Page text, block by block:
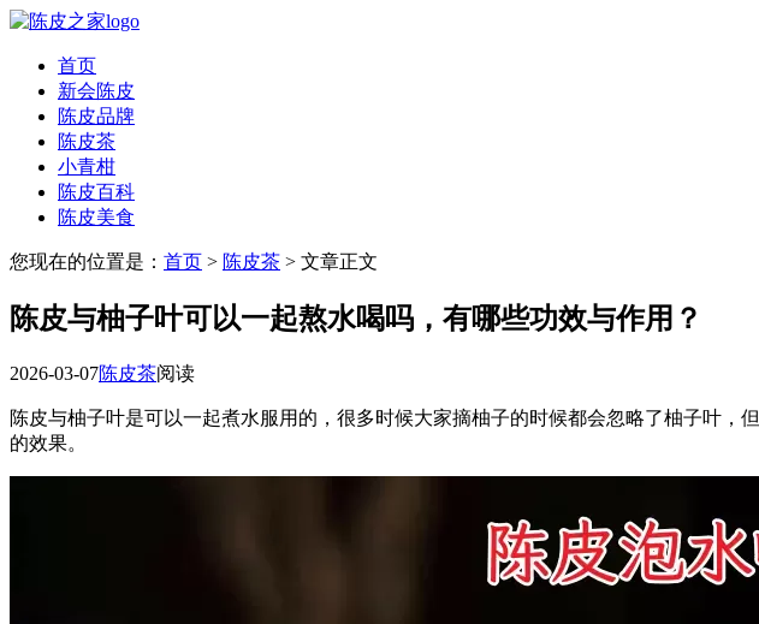
首页
新会陈皮
陈皮品牌
陈皮茶
小青柑
陈皮百科
陈皮美食
您现在的位置是： 首页 > 陈皮茶 > 文章正文
陈皮与柚子叶可以一起熬水喝吗，有哪些功效与作用？
2026-03-07陈皮茶阅读
陈皮与柚子叶是可以一起煮水服用的，很多时候大家摘柚子的时候都会忽略了柚子叶
的效果。